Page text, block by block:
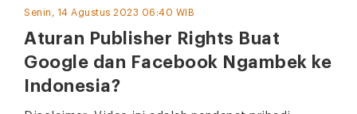
Senin, 14 Agustus 2023 06:40 WIB
Aturan Publisher Rights Buat
Google dan Facebook Ngambek ke
Indonesia?